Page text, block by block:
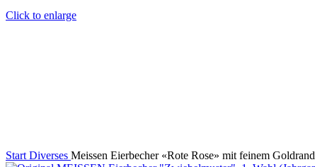
Click to enlarge
Start Diverses Meissen Eierbecher «Rote Rose» mit feinem Goldrand